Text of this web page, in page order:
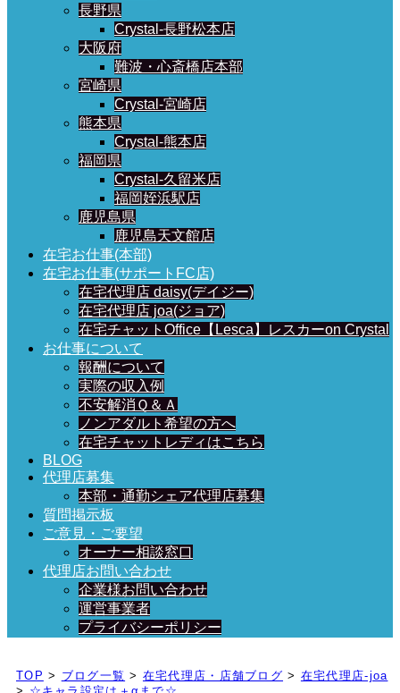
長野県
Crystal-長野松本店
大阪府
難波・心斎橋店本部
宮崎県
Crystal-宮崎店
熊本県
Crystal-熊本店
福岡県
Crystal-久留米店
福岡姪浜駅店
鹿児島県
鹿児島天文館店
在宅お仕事(本部)
在宅お仕事(サポートFC店)
在宅代理店 daisy(デイジー)
在宅代理店 joa(ジョア)
在宅チャットOffice【Lesca】レスカーon Crystal
お仕事について
報酬について
実際の収入例
不安解消Ｑ＆Ａ
ノンアダルト希望の方へ
在宅チャットレディはこちら
BLOG
代理店募集
本部・通勤シェア代理店募集
質問掲示板
ご意見・ご要望
オーナー相談窓口
代理店お問い合わせ
企業様お問い合わせ
運営事業者
プライバシーポリシー
日々、ブログを更新中！
TOP > ブログ一覧 > 在宅代理店・店舗ブログ > 在宅代理店-joa